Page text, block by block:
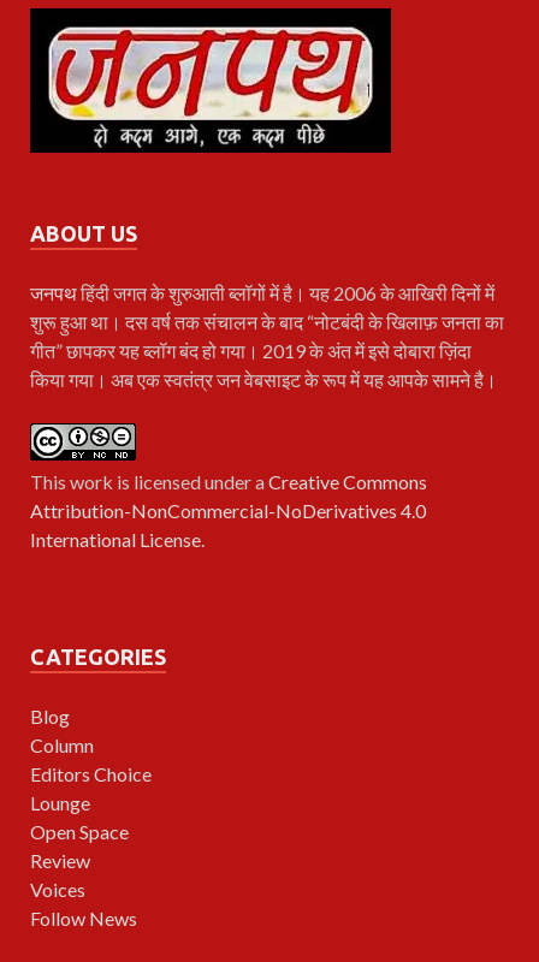
ABOUT US
जनपथहिंदी जगत के शुरुआती ब्लॉगों में है। यह 2006 के आखिरी दिनों में
शुरू हुआ था। दस वर्ष तक संचालन के बाद “नोटबंदी के खिलाफ़ जनता का
गीत” छापकर यह ब्लॉग बंद हो गया। 2019 के अंत में इसे दोबारा ज़िंदा
किया गया। अब एक स्वतंत्र जन वेबसाइट के रूप में यह आपके सामने है।
This work is licensed under aCreative Commons
Attribution-NonCommercial-NoDerivatives 4.0
International License.
CATEGORIES
Blog
Column
Editors Choice
Lounge
Open Space
Review
Voices
Follow News